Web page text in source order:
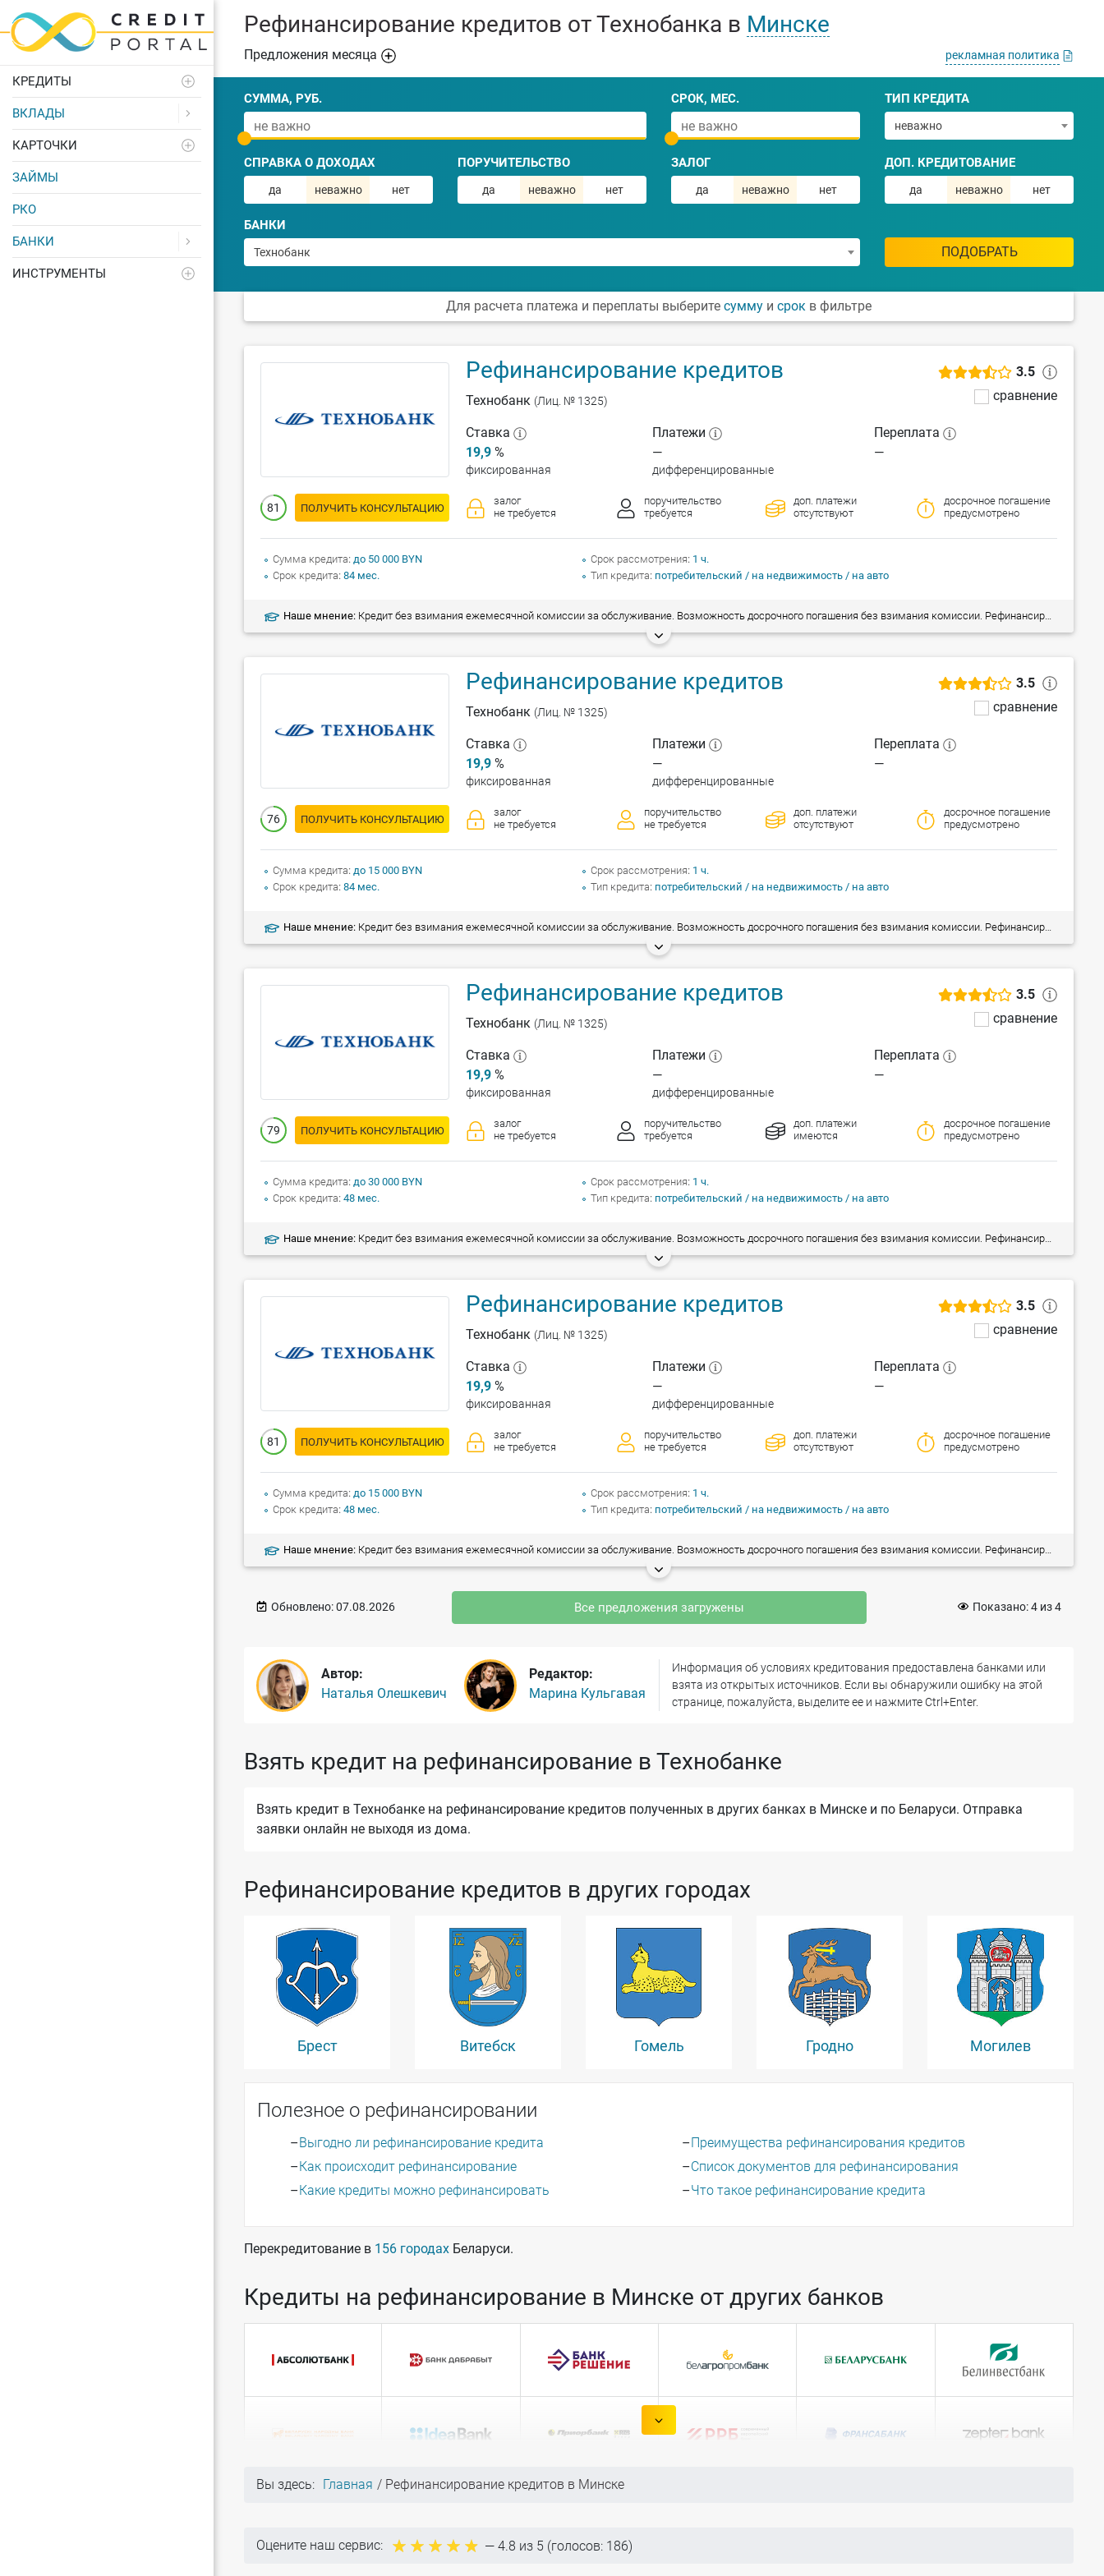
КРЕДИТЫ
ВКЛАДЫ
КАРТОЧКИ
ЗАЙМЫ
РКО
БАНКИ
ИНСТРУМЕНТЫ
Рефинансирование кредитов от Технобанка в Минске
Предложения месяца рекламная политика
СУММА, РУБ. СРОК, МЕС. ТИП КРЕДИТА
неважно
СПРАВКА О ДОХОДАХ
неважно
да нет
ПОРУЧИТЕЛЬСТВО
неважно
да нет
ЗАЛОГ
неважно
да нет
ДОП. КРЕДИТОВАНИЕ
неважно
да нет
БАНКИ
Технобанк ПОДОБРАТЬ
Для расчета платежа и переплаты выберите сумму и срок в фильтре
Рефинансирование кредитов
Технобанк (Лиц. № 1325)
3.5
сравнение
Ставка
19,9 %
фиксированная
Платежи
—
дифференцированные
Переплата
—
81 ПОЛУЧИТЬ КОНСУЛЬТАЦИЮ
залог
не требуется
поручительство
требуется
доп. платежи
отсутствуют
досрочное погашение
предусмотрено
Сумма кредита до 50 000 BYN
Срок кредита 84 мес.
Срок рассмотрения 1 ч.
Тип кредита потребительский / на недвижимость / на авто
Наше мнение: Кредит без взимания ежемесячной комиссии за обслуживание. Возможность досрочного погашения без взимания комиссии. Рефинансирование всех видов кредитов (в т.ч. на приобретение/покупку недвижимости). Рассмотрение заявки на предоставление кредита от 1,5 часа!
Рефинансирование кредитов
Технобанк (Лиц. № 1325)
3.5
сравнение
Ставка
19,9 %
фиксированная
Платежи
—
дифференцированные
Переплата
—
76 ПОЛУЧИТЬ КОНСУЛЬТАЦИЮ
залог
не требуется
поручительство
не требуется
доп. платежи
отсутствуют
досрочное погашение
предусмотрено
Сумма кредита до 15 000 BYN
Срок кредита 84 мес.
Срок рассмотрения 1 ч.
Тип кредита потребительский / на недвижимость / на авто
Наше мнение: Кредит без взимания ежемесячной комиссии за обслуживание. Возможность досрочного погашения без взимания комиссии. Рефинансирование всех видов кредитов (в т.ч. на приобретение/покупку недвижимости). Рассмотрение заявки на предоставление кредита от 1,5 часа!
Рефинансирование кредитов
Технобанк (Лиц. № 1325)
3.5
сравнение
Ставка
19,9 %
фиксированная
Платежи
—
дифференцированные
Переплата
—
79 ПОЛУЧИТЬ КОНСУЛЬТАЦИЮ
залог
не требуется
поручительство
требуется
доп. платежи
имеются
досрочное погашение
предусмотрено
Сумма кредита до 30 000 BYN
Срок кредита 48 мес.
Срок рассмотрения 1 ч.
Тип кредита потребительский / на недвижимость / на авто
Наше мнение: Кредит без взимания ежемесячной комиссии за обслуживание. Возможность досрочного погашения без взимания комиссии. Рефинансирование всех видов кредитов (в т.ч. на приобретение/покупку недвижимости). Рассмотрение заявки на предоставление кредита от 1,5 часа!
Рефинансирование кредитов
Технобанк (Лиц. № 1325)
3.5
сравнение
Ставка
19,9 %
фиксированная
Платежи
—
дифференцированные
Переплата
—
81 ПОЛУЧИТЬ КОНСУЛЬТАЦИЮ
залог
не требуется
поручительство
не требуется
доп. платежи
отсутствуют
досрочное погашение
предусмотрено
Сумма кредита до 15 000 BYN
Срок кредита 48 мес.
Срок рассмотрения 1 ч.
Тип кредита потребительский / на недвижимость / на авто
Наше мнение: Кредит без взимания ежемесячной комиссии за обслуживание. Возможность досрочного погашения без взимания комиссии. Рефинансирование всех видов кредитов (в т.ч. на приобретение/покупку недвижимости). Рассмотрение заявки на предоставление кредита от 1,5 часа!
Все предложения загружены
Обновлено:07.08.2026 Показано:4 из4
Автор:
Наталья Олешкевич
Редактор:
Марина Кульгавая
Информация об условиях кредитования предоставлена банками или
взята из открытых источников. Если вы обнаружили ошибку на этой
странице, пожалуйста, выделите ее и нажмите Ctrl+Enter.
Взять кредит на рефинансирование в Технобанке
Взять кредит в Технобанке на рефинансирование кредитов полученных в других банках в Минске и по Беларуси. Отправка
заявки онлайн не выходя из дома.
Рефинансирование кредитов в других городах
Брест Витебск Гомель Гродно Могилев
Полезное о рефинансировании
Выгодно ли рефинансирование кредита
Как происходит рефинансирование
Какие кредиты можно рефинансировать
Преимущества рефинансирования кредитов
Список документов для рефинансирования
Что такое рефинансирование кредита
Перекредитование в 156 городах Беларуси.
Кредиты на рефинансирование в Минске от других банков
Вы здесь: Главная Рефинансирование кредитов в Минске
Оцените наш сервис: — 4.8 из 5 (голосов: 186)